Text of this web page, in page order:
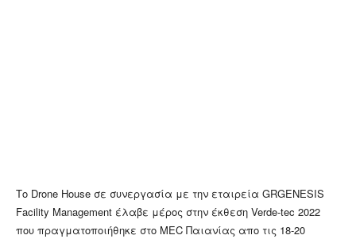
Το Drone House σε συνεργασία με την εταιρεία GRGENESIS
Facility Management έλαβε μέρος στην έκθεση Verde-tec 2022
που πραγματοποιήθηκε στο MEC Παιανίας απο τις 18-20